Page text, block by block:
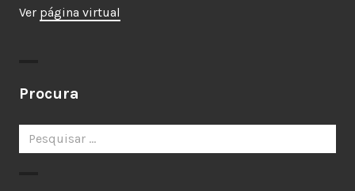
Ver página virtual
Procura
Pesquisar
por: